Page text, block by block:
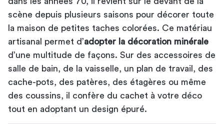
scène depuis plusieurs saisons pour décorer toute
la maison de petites taches colorées. Ce matériau
artisanal permet d’adopter la décoration minérale
d’une multitude de façons. Sur des accessoires de
salle de bain , de la vaisselle, un plan de travail, des
cache-pots, des patères, des étagères ou même
des coussins, il confère du cachet à votre déco
tout en adoptant un design épuré.